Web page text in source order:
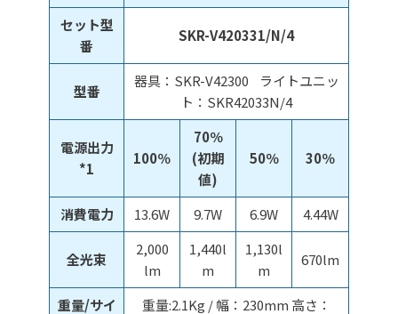
セット型
番
SKR-V420331/N/4
型番
器具：SKR-V42300 ライトユニッ
ト：SKR42033N/4
電源出力
*1
100％
70％
(初期
値)
50％ 30％
消費電力 13.6W 9.7W 6.9W 4.44W
全光束
2,000
lm
1,440l
m
1,130l
m
670lm
重量/サイ
重量:2.1Kg / 幅：230mm 高さ：